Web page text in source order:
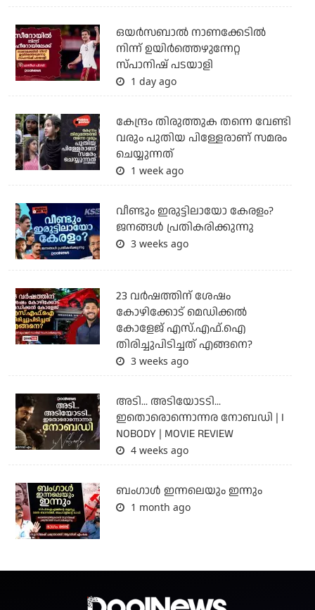
ഒയര്‍സബാൽ നാണക്കേടിൽ
നിന്ന് ഉയിർത്തെഴുന്നേറ്റ
സ്പാനിഷ് പടയാളി
1 day ago
കേന്ദ്രം തിരുത്തുക തന്നെ വേണ്ടി
വരും പുതിയ പിള്ളേരാണ് സമരം
ചെയ്യുന്നത്
1 week ago
വീണ്ടും ഇരുട്ടിലായോ കേരളം?
ജനങ്ങൾ പ്രതികരിക്കുന്നു
3 weeks ago
23 വർഷത്തിന് ശേഷം
കോഴിക്കോട് മെഡിക്കൽ
കോളേജ് എസ്.എഫ്.ഐ
തിരിച്ചുപിടിച്ചത് എങ്ങനെ?
3 weeks ago
അടി... അടിയോടടി...
ഇതൊരൊന്നൊന്നര നോബഡി | I
NOBODY | MOVIE REVIEW
4 weeks ago
ബംഗാള്‍ ഇന്നലെയും ഇന്നും
1 month ago